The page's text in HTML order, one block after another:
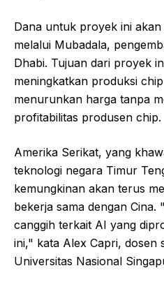
Dana untuk proyek ini
melalui Mubadala,
Dhabi. Tujuan dari proyek
meningkatkan produksi
menurunkan harga tanpa
profitabilitas produsen chip.
Amerika Serikat, yang
teknologi negara Timur
kemungkinan akan terus
bekerja sama dengan Cina.
canggih terkait AI yang
ini," kata Alex Capri, dosen
Universitas Nasional